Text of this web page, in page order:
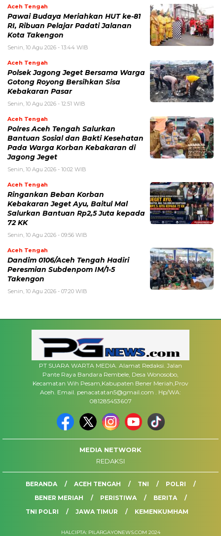
Aceh Tengah
Pawai Budaya Meriahkan HUT ke-81
RI, Ribuan Pelajar Padati Jalanan
Kota Takengon
Senin, 10 Agu 2026 - 13:44 WIB
Aceh Tengah
Polsek Jagong Jeget Bersama Warga
Gotong Royong Bersihkan Sisa
Kebakaran Pasar
Senin, 10 Agu 2026 - 12:51 WIB
Aceh Tengah
Polres Aceh Tengah Salurkan
Bantuan Sosial dan Bakti Kesehatan
Pada Warga Korban Kebakaran di
Jagong Jeget
Senin, 10 Agu 2026 - 10:02 WIB
Aceh Tengah
‎Ringankan Beban Korban
Kebakaran Jeget Ayu, Baitul Mal
Salurkan Bantuan Rp2,5 Juta kepada
72 KK
Senin, 10 Agu 2026 - 09:56 WIB
Aceh Tengah
Dandim 0106/Aceh Tengah Hadiri
Peresmian Subdenpom IM/1-5
Takengon
Senin, 10 Agu 2026 - 07:20 WIB
PT SUARA WARTA MEDIA. Alamat Redaksi. Jalan
Pante Raya Bandara Rembele, Desa Wonosobo,
Kecamatan Wih Pesam,Kabupaten Bener Meriah,Prov
Aceh. Email. penacatatan5@gmail.com . Hp/WA:
081285453607
MEDIA NETWORK
REDAKSI
BERANDA ACEH TENGAH TNI
POLRI
BENER MERIAH
PERISTIWA
BERITA
TNI POLRI
JAWA TIMUR KEMENKUMHAM
HALCIPTA: PILARGAYONEWS.COM 2024